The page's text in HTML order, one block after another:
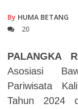
By HUMA BETANG
20
PALANGKA
Asosiasi
Pariwisata
Tahun 2024